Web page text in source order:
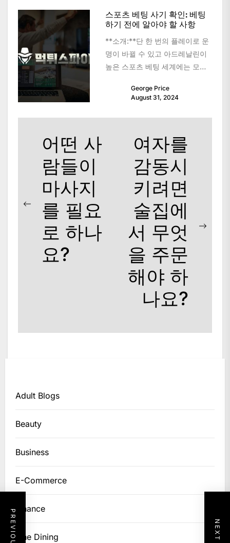
스포츠 베팅 사기 확인: 베팅
하기 전에 알아야 할 사항
**소개:**단 한 번의 플레이로 운
명이 바뀔 수 있고 아드레날린이
높은 스포츠 베팅 세계에는 모든
면이 있습니다....
George Price
August 31, 2024
Post
navigation
Previous
어떤 사
람들이
마사지
를 필요
로 하나
요?
여자를
감동시
키려면
술집에
서 무엇
을 주문
해야 하
나요?
Adult Blogs
Beauty
Business
E-Commerce
Finance
Fine Dining